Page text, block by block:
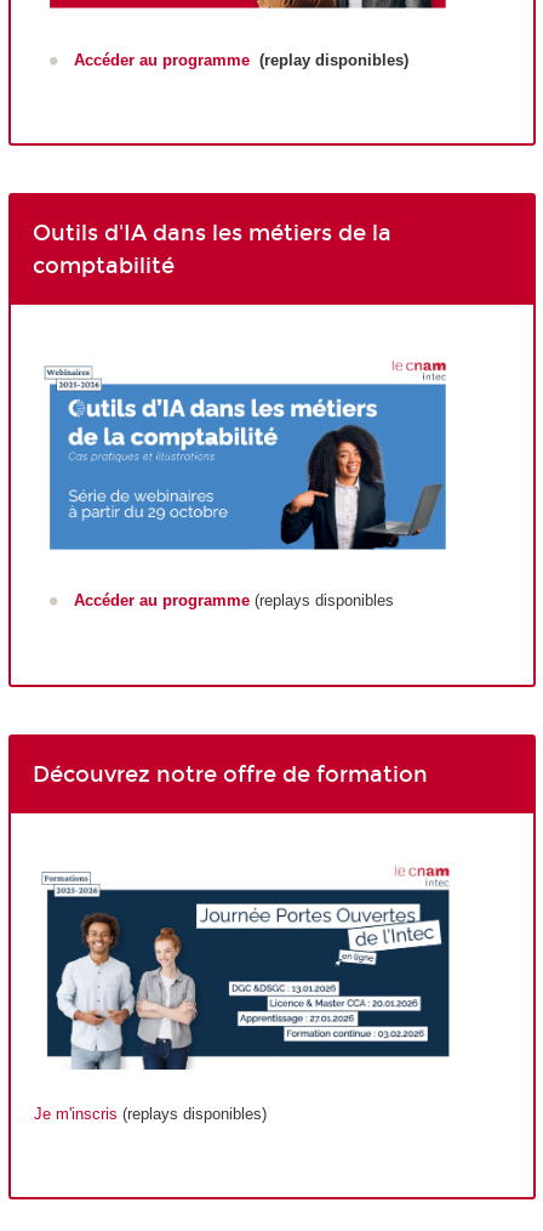
Accéder au programme (replay disponibles)
Outils d'IA dans les métiers de la
comptabilité
Accéder au programme(replays disponibles
Découvrez notre offre de formation
Je m'inscris (replays disponibles)